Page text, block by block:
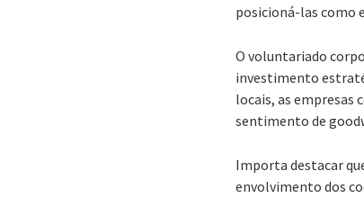
posicioná-las como
O voluntariado
investimento
locais, as empresas
sentimento de
Importa destacar
envolvimento dos